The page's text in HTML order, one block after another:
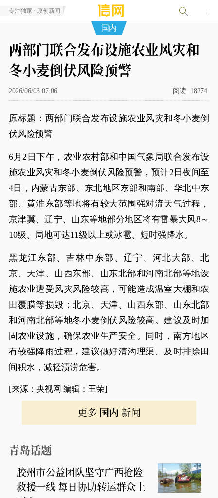
专注独家 · 原创新闻
国内
两部门联合发布设施农业风灾和
冬小麦倒伏风险预警
2026/06/03 07:06 阅读: 18274
原标题：两部门联合发布设施农业风灾和冬小麦倒
伏风险预警
6月2日下午，农业农村部和中国气象局联合发布设
施农业风灾和冬小麦倒伏风险预警，预计2日夜间至
4日，内蒙古东部、东北地区东部和南部、华北中东
部、黄淮东部等地将有较大范围强对流天气过程，
京津冀、辽宁、山东等地部分地区将有雷暴大风8～
10级、局地可达11级以上或冰雹、短时强降水。
黑龙江东部、吉林中东部、辽宁、河北大部、北
京、天津、山西东部、山东北部和河南北部等地设
施农业遭受风灾风险较高，可能造成温室大棚和农
田覆膜等损毁；北京、天津、山西东部、山东北部
和河南北部等地冬小麦倒伏风险较高。建议及时加
固农业设施，确保农业生产安全。同时，南方地区
有较强降雨过程，建议做好清沟理渠、及时排除田
间积水，减轻渍涝危害。
[来源：央视网 编辑：王荣]
更多 国内 新闻
青岛话题
胶州市公益团队坚守广西抢险
救援一线 每日协助转运群众上